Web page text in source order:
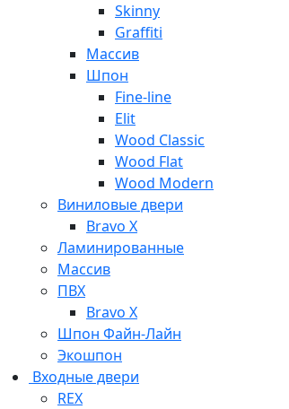
Skinny
Graffiti
Массив
Шпон
Fine-line
Elit
Wood Classic
Wood Flat
Wood Modern
Виниловые двери
Bravo X
Ламинированные
Массив
ПВХ
Bravo X
Шпон Файн-Лайн
Экошпон
Входные двери
REX